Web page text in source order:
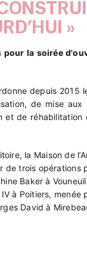
»
pour la soirée
depuis 2015
de mise
et de
la Maison de
de trois opérations
Baker à
à Poitiers, menée
David à